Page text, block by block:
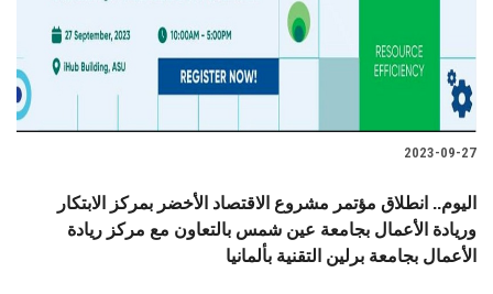
هيئة التدريس
الدراسات العليا
الموظفون
2023-09-27
اليوم.. انطلاق مؤتمر مشروع الاقتصاد الأخضر بمركز الابتكار
وريادة الأعمال بجامعة عين شمس بالتعاون مع مركز ريادة
الأعمال بجامعة برلين التقنية بألمانيا